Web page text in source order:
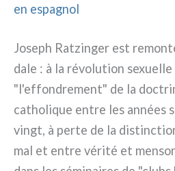
en espa­gnol
Joseph Ratzinger est
da­le : à la révo­lu­tion
"l'effondrement" de la
catho­li­que entre les années
vingt, à per­te de la
mal et entre véri­té et